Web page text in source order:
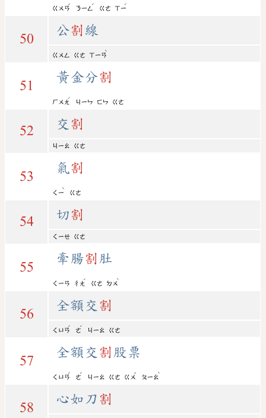
ㄍㄨㄢ
ˇ
ㄋㄧㄥ
ˊ
ㄍㄜ ㄒㄧ
ˊ
50
公割 線
ㄍㄨㄥ ㄍㄜ ㄒㄧㄢ
ˋ
51
黃金分割
ㄏㄨㄤ
ˊ
ㄐㄧㄣ ㄈㄣ ㄍㄜ
52 交 割
ㄐㄧㄠ ㄍㄜ
53
氣割
ㄑㄧ
ˋ
ㄍㄜ
54 切割
ㄑㄧㄝ ㄍㄜ
55
牽腸割 肚
ㄑㄧㄢ ㄔㄤ
ˊ
ㄍㄜ ㄉㄨ
ˋ
56
全額交 割
ㄑㄩㄢ
ˊ
ㄜ
ˊ
ㄐㄧㄠ ㄍㄜ
57
全額交 割 股票
ㄑㄩㄢ
ˊ
ㄜ
ˊ
ㄐㄧㄠ ㄍㄜ ㄍㄨ
ˇ
ㄆㄧㄠ
ˋ
58
心如刀 割